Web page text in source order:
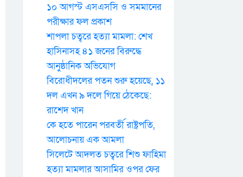
১০ আগস্ট এসএসসি ও সমমানের
পরীক্ষার ফল প্রকাশ
শাপলা চত্বরে হত্যা মামলা: শেখ
হাসিনাসহ ৪১ জনের বিরুদ্ধে
আনুষ্ঠানিক অভিযোগ
বিরোধীদলের পতন শুরু হয়েছে, ১১
দল এখন ৯ দলে গিয়ে ঠেকেছে:
রাশেদ খান
কে হতে পারেন পরবর্তী রাষ্ট্রপতি,
আলোচনায় এক আমলা
সিলেটে আদলত চত্বরে শিশু ফাহিমা
হত্যা মামলার আসামির ওপর ফের